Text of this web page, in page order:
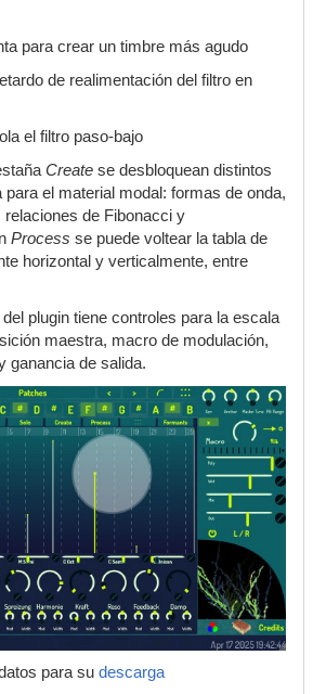
para crear un timbre más agudo
de realimentación del filtro en
el filtro paso-bajo
Create se desbloquean distintos
para el material modal: formas de onda,
de Fibonacci y
Process se puede voltear la tabla de
horizontal y verticalmente, entre
plugin tiene controles para la escala
maestra, macro de modulación,
ganancia de salida.
para su descarga